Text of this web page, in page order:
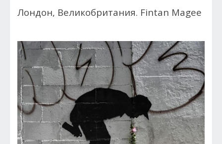
Лондон, Великобритания. Fintan Magee